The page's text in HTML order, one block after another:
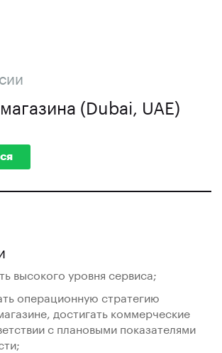
(Dubai, UAE)
высокого уровня сервиса;
операционную стратегию
достигать коммерческие
с плановыми показателями